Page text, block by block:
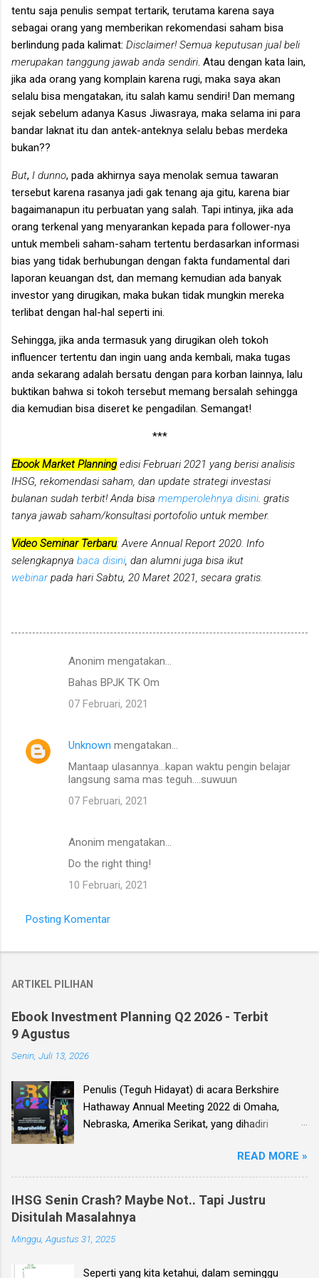
tentu saja penulis sempat tertarik, terutama karena saya
sebagai orang yang memberikan rekomendasi saham bisa
berlindung pada kalimat: Disclaimer! Semua keputusan jual beli
merupakan tanggung jawab anda sendiri Atau dengan kata lain,
jika ada orang yang komplain karena rugi, maka saya akan
selalu bisa mengatakan, itu salah kamu sendiri! Dan memang
sejak sebelum adanya Kasus Jiwasraya, maka selama ini para
bandar laknat itu dan antek-anteknya selalu bebas merdeka
bukan??
But, I dunno, pada akhirnya saya menolak semua tawaran
tersebut karena rasanya jadi gak tenang aja gitu, karena biar
bagaimanapun itu perbuatan yang salah. Tapi intinya, jika ada
orang terkenal yang menyarankan kepada para follower-nya
untuk membeli saham-saham tertentu berdasarkan informasi
bias yang tidak berhubungan dengan fakta fundamental dari
laporan keuangan dst, dan memang kemudian ada banyak
investor yang dirugikan, maka bukan tidak mungkin mereka
terlibat dengan hal-hal seperti ini.
Sehingga, jika anda termasuk yang dirugikan oleh tokoh
influencer tertentu dan ingin uang anda kembali, maka tugas
anda sekarang adalah bersatu dengan para korban lainnya, lalu
buktikan bahwa si tokoh tersebut memang bersalah sehingga
dia kemudian bisa diseret ke pengadilan. Semangat!
***
Ebook Market Planning edisi Februari 2021 yang berisi analisis
IHSG, rekomendasi saham, dan update strategi investasi
bulanan sudah terbit! Anda bisa memperolehnya disini . gratis
tanya jawab saham/konsultasi portofolio untuk member.
Video Seminar Terbaru: Avere Annual Report 2020. Info
selengkapnya baca disini , dan alumni juga bisa ikut
webinarpada hari Sabtu, 20 Maret 2021, secara gratis.
n
Anonim mengatakan…
Bahas BPJK TK Om
07 Februari, 2021
Unknown mengatakan…
Mantaap ulasannya...kapan waktu pengin belajar
langsung sama mas teguh....suwuun
07 Februari, 2021
Anonim mengatakan…
Do the right thing!
10 Februari, 2021
Posting Komentar
ARTIKEL PILIHAN
Ebook Investment Planning Q2 2026 - Terbit
9 Agustus
Senin, Juli 13, 2026
Penulis (Teguh Hidayat) di acara Berkshire
Hathaway Annual Meeting 2022 di Omaha,
Nebraska, Amerika Serikat, yang dihadiri
Buffett dan mitranya Alm. Charlie Munger. Dear
investor, seperti biasa setiap kuartal alias tiga
bulan sekali, penulis membuat Ebook
Investment Planning (EIP, dengan format PDF)
yang berisi kumpulan analisis fundamental
saham-saham pilihan di Bursa Efek Indonesia
READ MORE »
IHSG Senin Crash? Maybe Not.. Tapi Justru
Disitulah Masalahnya
Minggu, Agustus 31, 2025
Seperti yang kita ketahui, dalam seminggu